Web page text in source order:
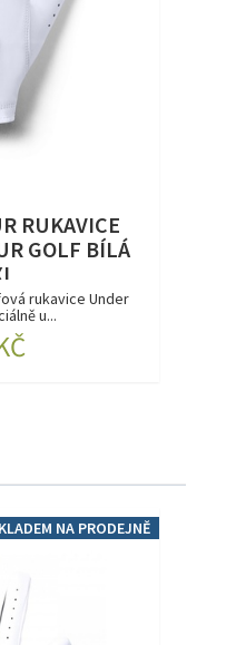
RUKAVICE
GOLF BÍLÁ
rukavice Under
u...
NA PRODEJNĚ